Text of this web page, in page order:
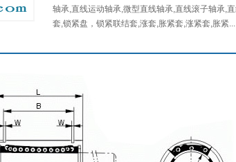
轴承,直线运动轴承,微型直线轴承,直线滚子轴承,
套,锁紧盘，锁紧联结套,涨套,胀紧套,涨紧套,胀紧...